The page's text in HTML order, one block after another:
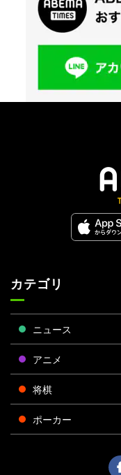
カテゴリ
ニュース
アニメ
将棋
ポーカー